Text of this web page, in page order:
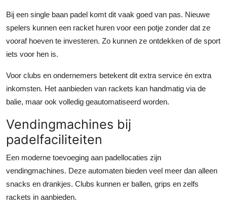
Bij een single baan padel komt dit vaak goed van pas. Nieuwe
spelers kunnen een racket huren voor een potje zonder dat ze
vooraf hoeven te investeren. Zo kunnen ze ontdekken of de sport
iets voor hen is.
Voor clubs en ondernemers betekent dit extra service én extra
inkomsten. Het aanbieden van rackets kan handmatig via de
balie, maar ook volledig geautomatiseerd worden.
Vendingmachines bij
padelfaciliteiten
Een moderne toevoeging aan padellocaties zijn
vendingmachines. Deze automaten bieden veel meer dan alleen
snacks en drankjes. Clubs kunnen er ballen, grips en zelfs
rackets in aanbieden.